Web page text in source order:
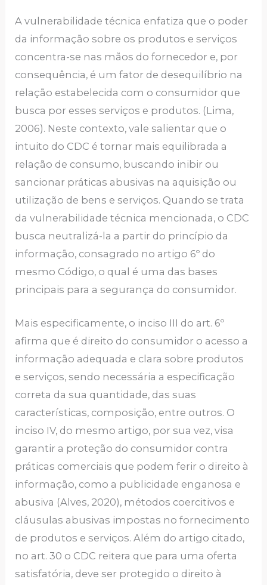
A vulnerabilidade técnica enfatiza que o poder
da informação sobre os produtos e serviços
concentra-se nas mãos do fornecedor e, por
consequência, é um fator de desequilíbrio na
relação estabelecida com o consumidor que
busca por esses serviços e produtos. (Lima,
2006). Neste contexto, vale salientar que o
intuito do CDC é tornar mais equilibrada a
relação de consumo, buscando inibir ou
sancionar práticas abusivas na aquisição ou
utilização de bens e serviços. Quando se trata
da vulnerabilidade técnica mencionada, o CDC
busca neutralizá-la a partir do princípio da
informação, consagrado no artigo 6º do
mesmo Código, o qual é uma das bases
principais para a segurança do consumidor.
Mais especificamente, o inciso III do art. 6º
afirma que é direito do consumidor o acesso a
informação adequada e clara sobre produtos
e serviços, sendo necessária a especificação
correta da sua quantidade, das suas
características, composição, entre outros. O
inciso IV, do mesmo artigo, por sua vez, visa
garantir a proteção do consumidor contra
práticas comerciais que podem ferir o direito à
informação, como a publicidade enganosa e
abusiva (Alves, 2020), métodos coercitivos e
cláusulas abusivas impostas no fornecimento
de produtos e serviços. Além do artigo citado,
no art. 30 o CDC reitera que para uma oferta
satisfatória, deve ser protegido o direito à